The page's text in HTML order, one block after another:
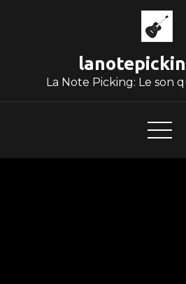
La Note Picking: Le son